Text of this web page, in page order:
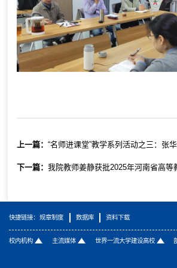
上一篇：“名师进课堂”教学系列活动之三：张华腾教授讲授《
下一篇：我院教师姜静获批2025年河南省高等教育教学改革研究与实践项
快捷链接： 规章制度 数据库 资料下载
校内机构 主流媒体 世界一流大学建设高校